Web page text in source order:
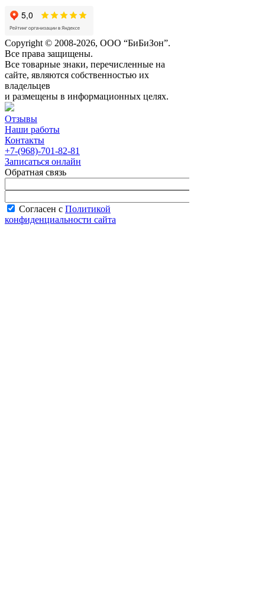
Copyright © 2008-2026, ООО “БиБиЗон”.
Все права защищены.
Все товарные знаки, перечисленные на
сайте, являются собственностью их
владельцев
и размещены в информационных целях.
Отзывы
Наши работы
Контакты
+7-(968)-701-82-81
Записаться онлайн
Обратная связь
Согласен с Политикой
конфиденциальности сайта